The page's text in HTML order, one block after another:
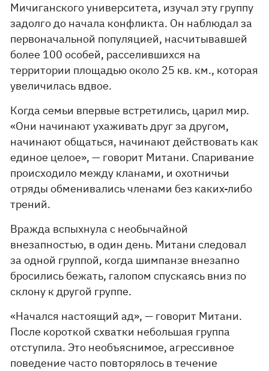
Мичиганского университета, изучал эту группу
задолго до начала конфликта. Он наблюдал за
первоначальной популяцией, насчитывавшей
более 100 особей, расселившихся на
территории площадью около 25 кв. км., которая
увеличилась вдвое.
Когда семьи впервые встретились, царил мир.
«Они начинают ухаживать друг за другом,
начинают общаться, начинают действовать как
единое целое», — говорит Митани. Спаривание
происходило между кланами, и охотничьи
отряды обменивались членами без каких-либо
трений.
Вражда вспыхнула с необычайной
внезапностью, в один день. Митани следовал
за одной группой, когда шимпанзе внезапно
бросились бежать, галопом спускаясь вниз по
склону к другой группе.
«Начался настоящий ад», — говорит Митани.
После короткой схватки небольшая группа
отступила. Это необъяснимое, агрессивное
поведение часто повторялось в течение